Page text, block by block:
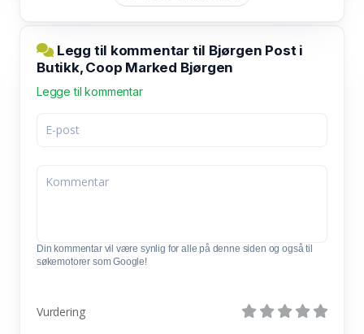
Legg til kommentar til Bjørgen Post i
Butikk, Coop Marked Bjørgen
Legge til kommentar
Din kommentar vil være synlig for alle på denne siden og også til
søkemotorer som Google!
Vurdering